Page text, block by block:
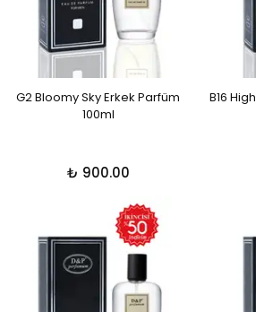
G2 Bloomy Sky Erkek Parfüm
100ml
₺ 900.00
B16